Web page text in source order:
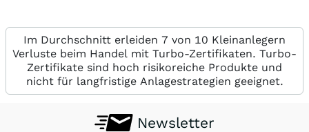
Im Durchschnitt erleiden 7 von 10 Kleinanlegern
Verluste beim Handel mit Turbo-Zertifikaten. Turbo-
Zertifikate sind hoch risikoreiche Produkte und
nicht für langfristige Anlagestrategien geeignet.
Newsletter